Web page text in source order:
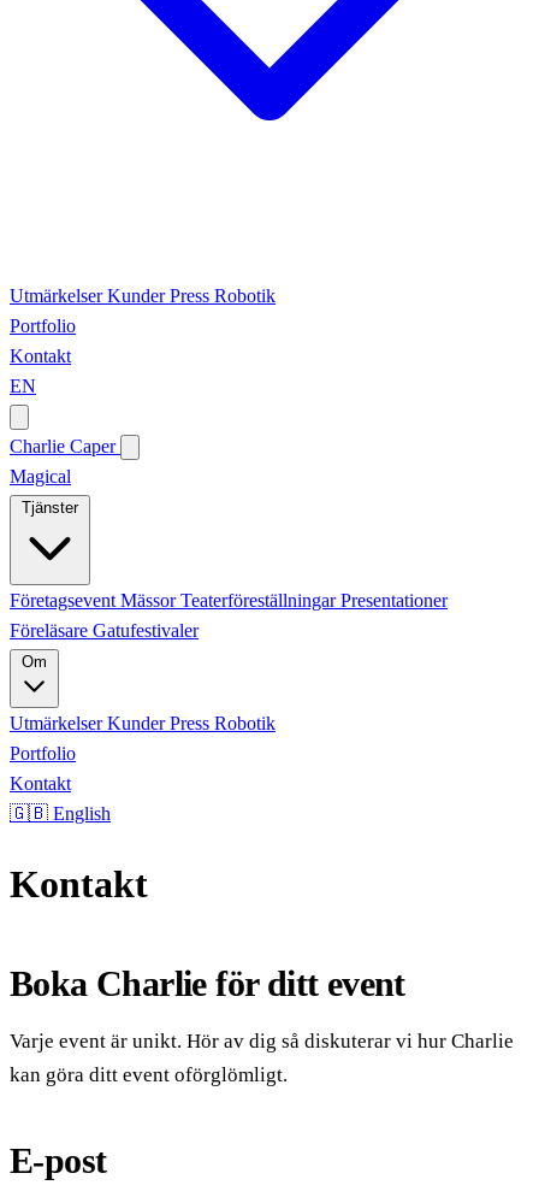
UtmärkelserKunderPress Robotik
Portfolio
Kontakt
EN
Charlie Caper
Magical
Tjänster
Företagsevent MässorTeaterföreställningarPresentationer
Föreläsare Gatufestivaler
UtmärkelserKunderPress Robotik
Portfolio
Kontakt
🇬🇧 English
Kontakt
Boka Charlie för ditt event
Varje event är unikt. Hör av dig så diskuterar vi hur Charlie
kan göra ditt event oförglömligt.
E-post